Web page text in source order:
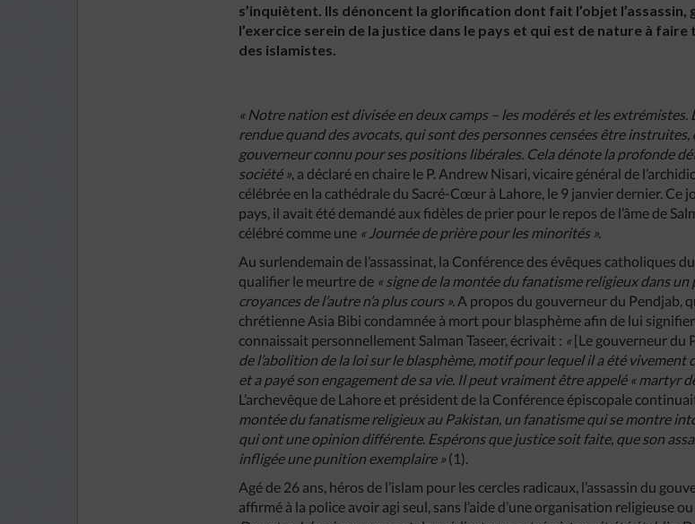
s’inquiètent. Ils dénoncent la glorification dont fait l’objet
l’exercice serein de la justice dans le pays et qui est de nature à
des islamistes.
« Notre nation est divisée en deux camps – les modérés et les
rendue quand des avocats, qui sont des personnes censées être
gouverneur connu pour ses positions libérales. Cela dénote la profonde
société », a déclaré en chaire le P. Andrew Nisari, vicaire général de
célébrée en la cathédrale du Sacré-Cœur à Lahore, le 9 janvier dernier. Ce
pays, il avait été demandé aux fidèles de prier pour le repos de l’âme de
célébré comme une « Journée de prière pour les minorités ».
Au surlendemain de l’assassinat, la Conférence des évêques catholiques
qualifier le meurtre de « signe de la montée du fanatisme religieux dans
croyances de l’autre n’a plus cours ». A propos du gouverneur du Pendjab,
chrétienne Asia Bibi condamnée à mort pour blasphème afin de lui
connaissait personnellement Salman Taseer, écrivait : «[Le gouverneur du
de l’abolition de la loi sur le blasphème, motif pour lequel il a été vivement
et a payé son engagement de sa vie. Il peut vraiment être appelé « martyr
L’archevêque de Lahore et président de la Conférence épiscopale
montée du fanatisme religieux au Pakistan, un fanatisme qui se montre
qui ont une opinion différente. Espérons que justice soit faite, que son
infligée une punition exemplaire » (1).
Agé de 26 ans, héros de l’islam pour les cercles radicaux, l’assassin du
affirmé à la police avoir agi seul, sans l’aide d’une organisation religieuse